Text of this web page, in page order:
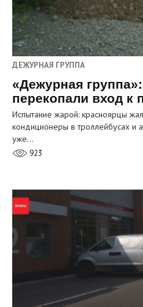
ДЕЖУРНАЯ ГРУППА
«Дежурная
перекопали вход к
Испытание жарой: красноярцы
кондиционеры в троллейбусах и
уже…
923